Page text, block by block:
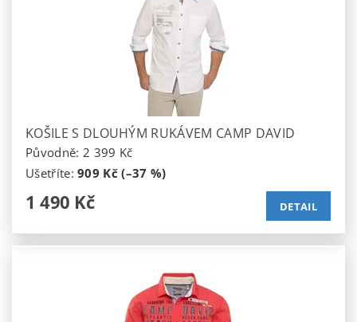
KOŠILE S DLOUHÝM RUKÁVEM CAMP DAVID
Původně: 2 399 Kč
Ušetříte:909 Kč (–37 %)
1 490 Kč DETAIL